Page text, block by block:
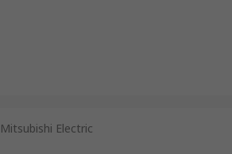
Mitsubishi Electric